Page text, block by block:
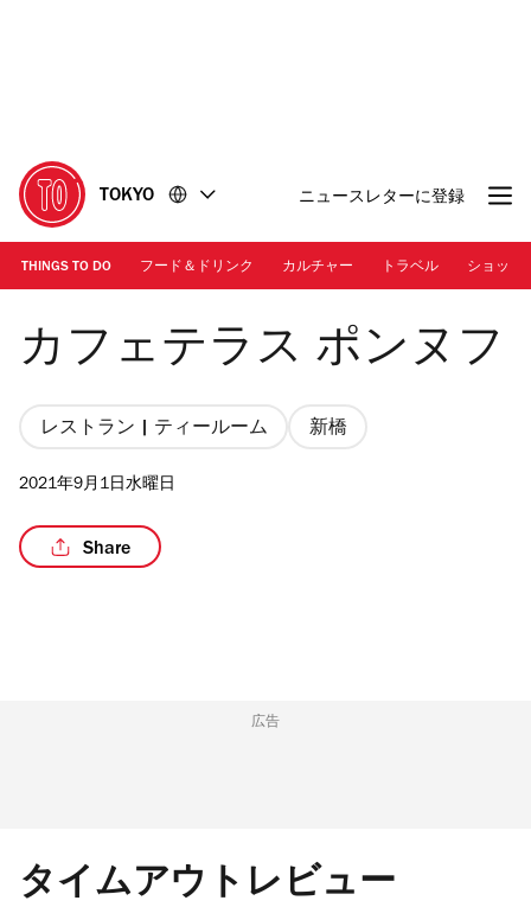
に
移
動
移
動
TOKYO ニュースレターに登録
THINGS TO DO フード＆ドリンク カルチャー トラベル ショッピ
カフェテラス ポンヌフ
カフェテラス ポンヌフ
レストラン | ティールーム 新橋
2021年9月1日水曜日
Share
広告
タイムアウトレビュー